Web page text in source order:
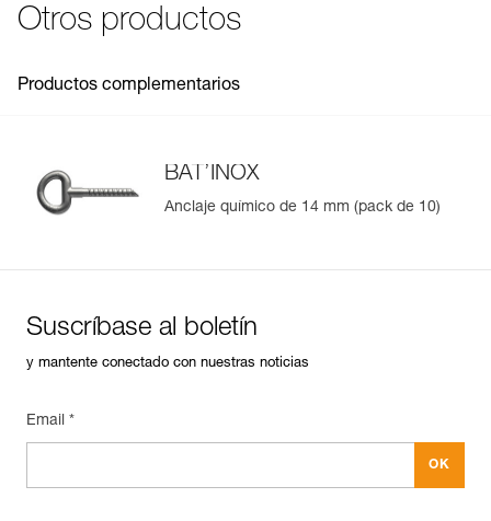
Otros productos
Productos complementarios
BAT’INOX
Anclaje químico de 14 mm (pack de 10)
Suscríbase al boletín
y mantente conectado con nuestras noticias
Email *